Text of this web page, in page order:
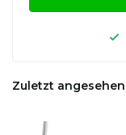
Zuletzt angesehen